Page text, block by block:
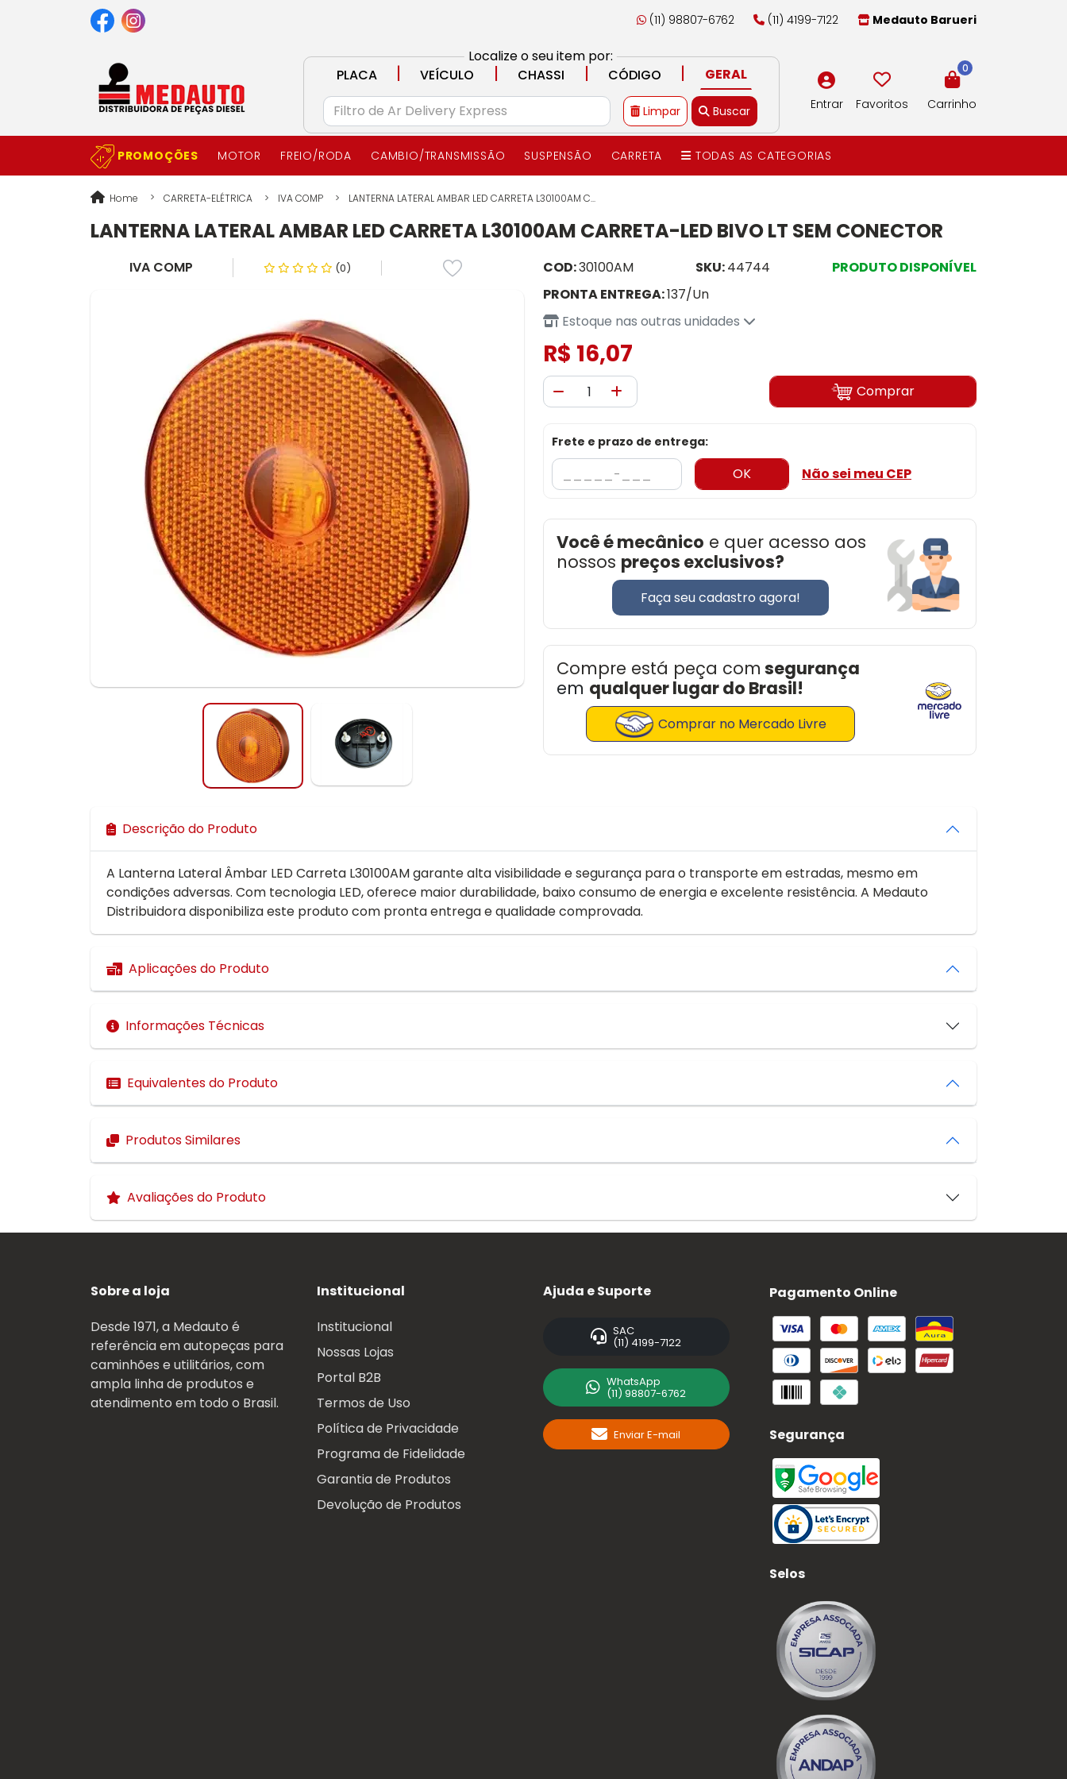
(11) 98807-6762 (11) 4199-7122 Medauto Barueri
Localize o seu item por:
PLACA
| VEÍCULO | CHASSI | CÓDIGO | GERAL
Limpar Buscar Entrar Favoritos
0
Carrinho
PROMOÇÕES MOTOR FREIO/RODA CAMBIO/TRANSMISSÃO SUSPENSÃO CARRETA TODAS AS CATEGORIAS
Home CARRETA-ELÉTRICA IVA COMP LANTERNA LATERAL AMBAR LED CARRETA L30100AM C...
LANTERNA LATERAL AMBAR LED CARRETA L30100AM CARRETA-LED BIVO LT SEM CONECTOR
IVA COMP (0) COD:30100AM SKU:44744
PRODUTO DISPONÍVEL
PRONTA ENTREGA:137/Un
Estoque nas outras unidades
R$ 16,07
Comprar
Frete e prazo de entrega:
OK Não sei meu CEP
Você é mecânico e quer acesso aos
nossos preços exclusivos?
Faça seu cadastro agora!
Compre está peça com segurança
em qualquer lugar do Brasil!
Comprar no Mercado Livre
Descrição do Produto
A Lanterna Lateral Âmbar LED Carreta L30100AM garante alta visibilidade e segurança para o transporte em estradas, mesmo em
condições adversas. Com tecnologia LED, oferece maior durabilidade, baixo consumo de energia e excelente resistência. A Medauto
Distribuidora disponibiliza este produto com pronta entrega e qualidade comprovada.
Aplicações do Produto
Informações Técnicas
Equivalentes do Produto
Produtos Similares
Avaliações do Produto
Sobre a loja
Desde 1971, a Medauto é
referência em autopeças para
caminhões e utilitários, com
ampla linha de produtos e
atendimento em todo o Brasil.
Institucional
Institucional
Nossas Lojas
Portal B2B
Termos de Uso
Política de Privacidade
Programa de Fidelidade
Garantia de Produtos
Devolução de Produtos
Ajuda e Suporte
SAC
(11) 4199-7122
WhatsApp
(11) 98807-6762
Enviar E-mail
Pagamento Online
Segurança
Selos